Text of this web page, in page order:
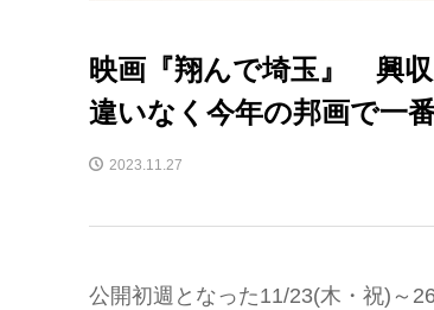
映画『翔んで埼玉』 興
違いなく今年の邦画で一
2023.11.27
公開初週となった11/23(木・祝)～